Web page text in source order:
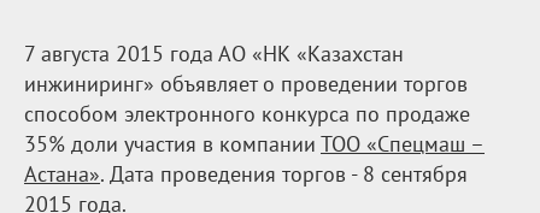
7 августа 2015 года АО «НК «Казахстан
инжиниринг» объявляет о проведении торгов
способом электронного конкурса по продаже
35% доли участия в компании ТОО «Спецмаш –
Астана». Дата проведения торгов - 8 сентября
2015 года.